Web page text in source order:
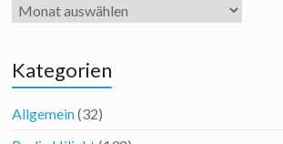
Archiv
Kategorien
Allgemein(32)